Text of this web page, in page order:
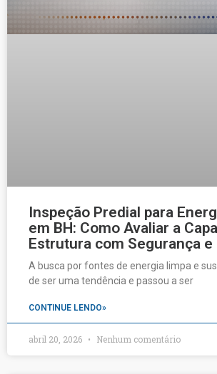
Inspeção Predial para
em BH: Como Avaliar a
Estrutura com Segurança
A busca por fontes de energia limpa e
de ser uma tendência e passou a ser
CONTINUE LENDO»
abril 20, 2026 Nenhum comentário